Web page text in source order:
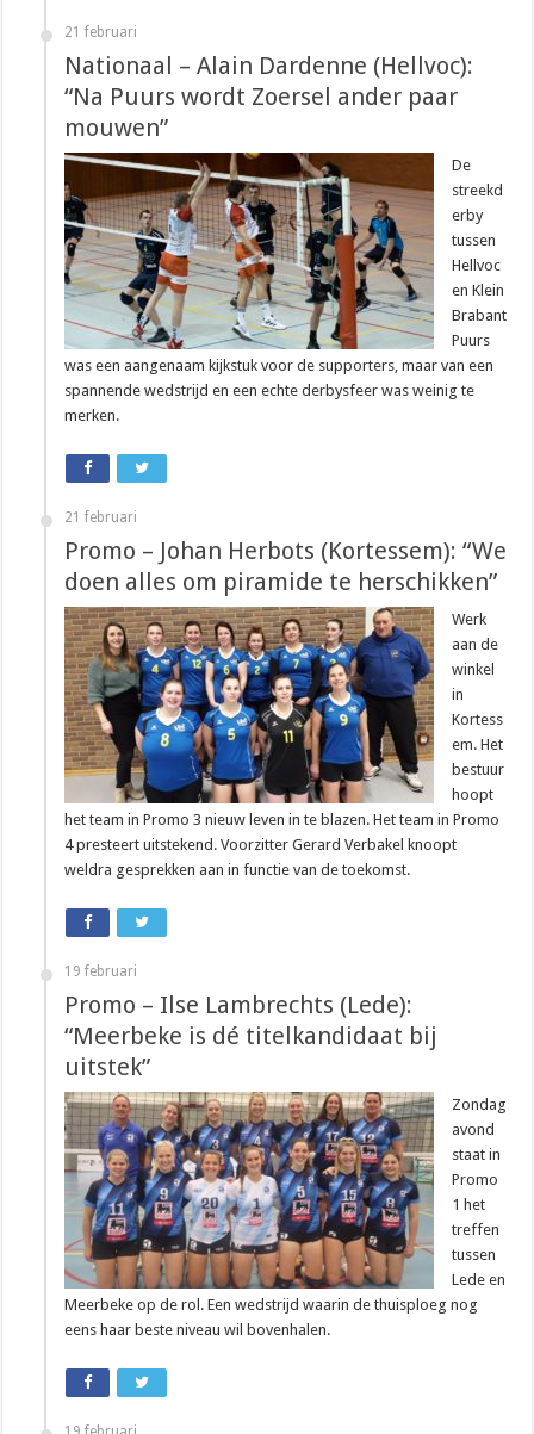
21 februari
Nationaal – Alain Dardenne (Hellvoc):
“Na Puurs wordt Zoersel ander paar
mouwen”
De
streekd
erby
tussen
Hellvoc
en Klein
Brabant
Puurs
was een aangenaam kijkstuk voor de supporters, maar van een
spannende wedstrijd en een echte derbysfeer was weinig te
merken.
21 februari
Promo – Johan Herbots (Kortessem): “We
doen alles om piramide te herschikken”
Werk
aan de
winkel
in
Kortess
em. Het
bestuur
hoopt
het team in Promo 3 nieuw leven in te blazen. Het team in Promo
4 presteert uitstekend. Voorzitter Gerard Verbakel knoopt
weldra gesprekken aan in functie van de toekomst.
19 februari
Promo – Ilse Lambrechts (Lede):
“Meerbeke is dé titelkandidaat bij
uitstek”
Zondag
avond
staat in
Promo
1 het
treffen
tussen
Lede en
Meerbeke op de rol. Een wedstrijd waarin de thuisploeg nog
eens haar beste niveau wil bovenhalen.